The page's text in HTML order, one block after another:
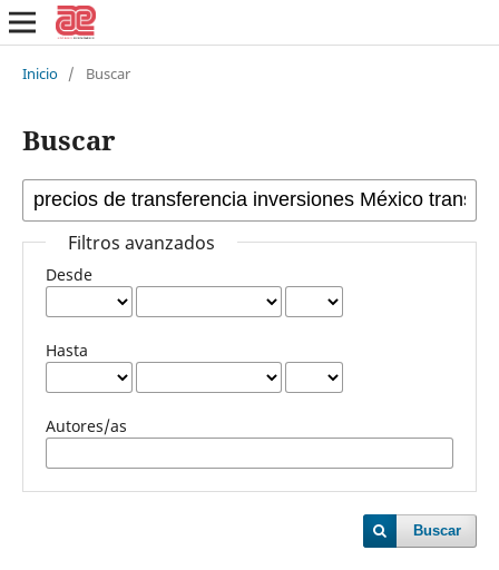
Inicio / Buscar
Buscar
Filtros avanzados
Desde
Hasta
Autores/as
Buscar